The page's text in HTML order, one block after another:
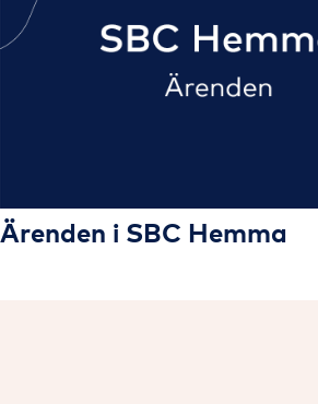
Ärenden i SBC Hemma